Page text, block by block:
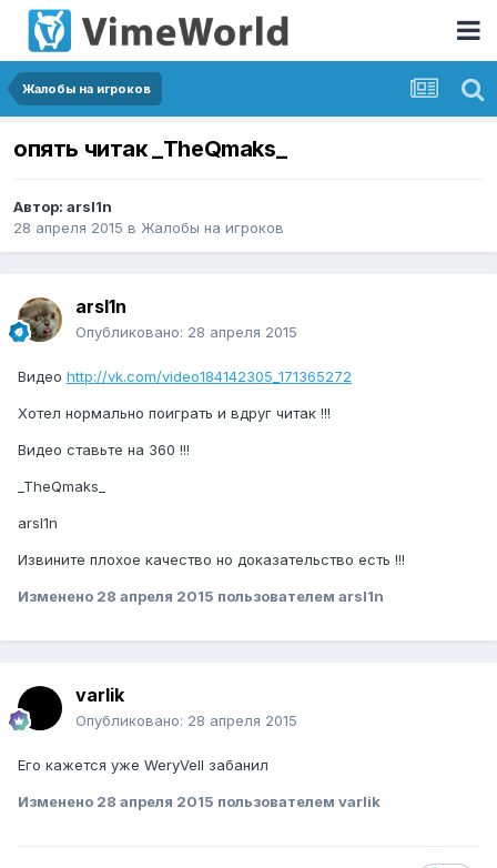
Жалобы на игроков
опять читак _TheQmaks_
Автор: arsl1n
28 апреля 2015 в Жалобы на игроков
arsl1n
Опубликовано: 28 апреля 2015
Видео http://vk.com/video184142305_171365272
Хотел нормально поиграть и вдруг читак !!!
Видео ставьте на 360 !!!
_TheQmaks_
arsl1n
Извините плохое качество но доказательство есть !!!
Изменено 28 апреля 2015 пользователем arsl1n
varlik
Опубликовано: 28 апреля 2015
Его кажется уже WeryVell забанил
Изменено 28 апреля 2015 пользователем varlik